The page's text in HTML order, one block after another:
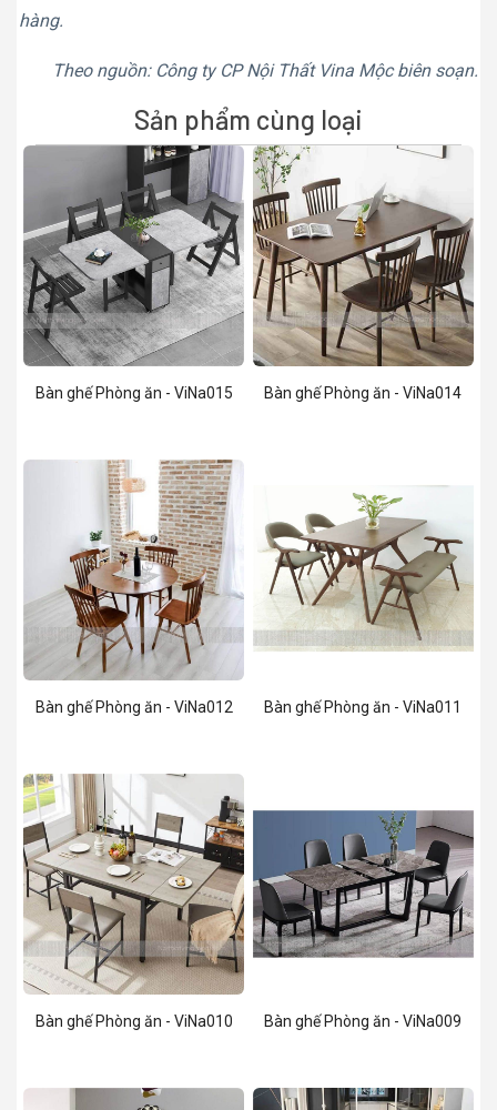
hàng.
Theo nguồn: Công ty CP Nội Thất Vina Mộc biên soạn.
Sản phẩm cùng loại
Bàn ghế Phòng ăn - ViNa015 Bàn ghế Phòng ăn - ViNa014
Bàn ghế Phòng ăn - ViNa012 Bàn ghế Phòng ăn - ViNa011
Bàn ghế Phòng ăn - ViNa010 Bàn ghế Phòng ăn - ViNa009